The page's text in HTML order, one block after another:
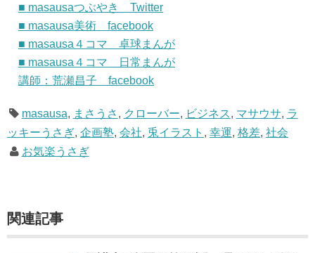
■ masausaつぶやき Twitter
■ masausa美術 facebook
■ masausa４コマ 卓球まんが
■ masausa４コマ 日常まんが
講師：荒瀬昌子 facebook
masausa, まさうさ , クローバー, ビジネス, マサウサ, ラ
ッキーうさぎ, 企画塾, 会社, 兎イラスト , 幸運, 格差, 社会
お気楽うさぎ
関連記事